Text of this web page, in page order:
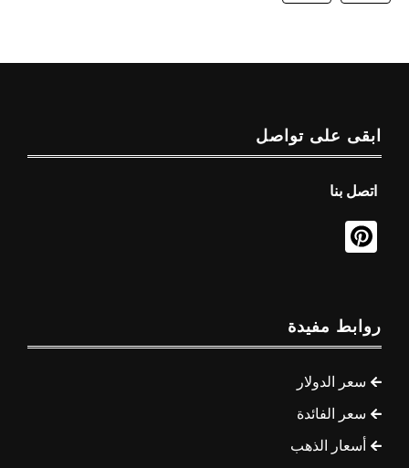
ابقى على تواصل
اتصل بنا
روابط مفيدة
سعر الدولار
سعر الفائدة
أسعار الذهب